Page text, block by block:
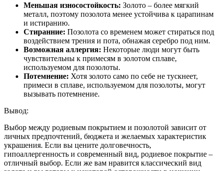
Меньшая износостойкость: Золото – более мягкий
металл, поэтому позолота менее устойчива к царапинам
и истиранию.
Стиранние: Позолота со временем может стираться под
воздействием трения и пота, обнажая серебро под ним.
Возможная аллергия: Некоторые люди могут быть
чувствительны к примесям в золотом сплаве,
используемом для позолоты.
Потемнение: Хотя золото само по себе не тускнеет,
примеси в сплаве, используемом для позолоты, могут
вызывать потемнение.
Вывод:
Выбор между родиевым покрытием и позолотой зависит от
личных предпочтений, бюджета и желаемых характеристик
украшения. Если вы цените долговечность,
гипоаллергенность и современный вид, родиевое покрытие –
отличный выбор. Если же вам нравится классический вид